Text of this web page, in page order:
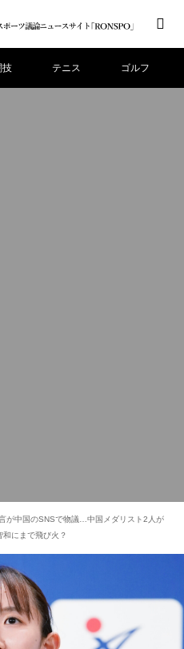
技 テニス ゴルフ
が中国のSNSで物議…中国メダリスト2人が
にまで飛び火？